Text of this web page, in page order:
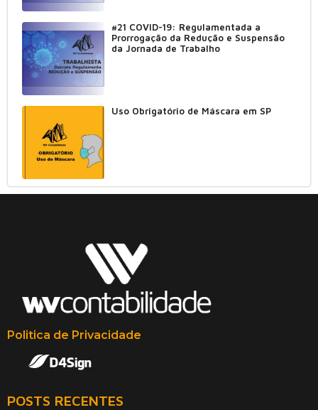
#21 COVID-19: Regulamentada a
Prorrogação da Redução e Suspensão
da Jornada de Trabalho
Uso Obrigatório de Máscara em SP
Politica de Privacidade
POSTS RECENTES